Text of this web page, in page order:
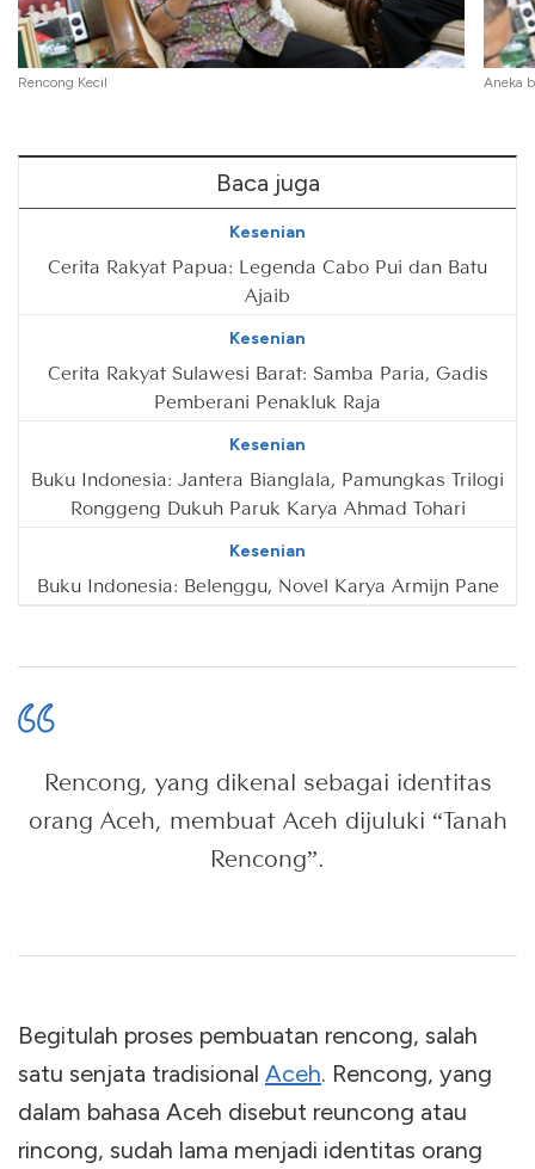
Rencong Kecil Aneka
Baca juga
Kesenian
Cerita Rakyat Papua: Legenda Cabo Pui dan Batu
Ajaib
Kesenian
Cerita Rakyat Sulawesi Barat: Samba Paria, Gadis
Pemberani Penakluk Raja
Kesenian
Buku Indonesia: Jantera Bianglala, Pamungkas Trilogi
Ronggeng Dukuh Paruk Karya Ahmad Tohari
Kesenian
Buku Indonesia: Belenggu, Novel Karya Armijn Pane
Rencong, yang dikenal sebagai identitas
orang Aceh, membuat Aceh dijuluki “Tanah
Rencong”.
Begitulah proses pembuatan rencong, salah
satu senjata tradisional Aceh. Rencong, yang
dalam bahasa Aceh disebut reuncong atau
rincong, sudah lama menjadi identitas orang